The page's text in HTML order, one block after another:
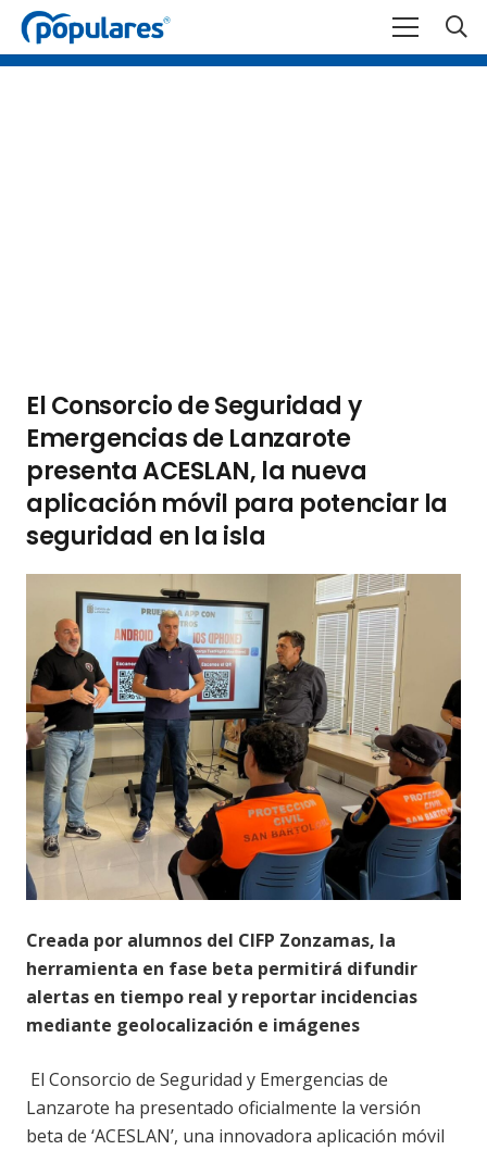
El Consorcio de Seguridad y
Emergencias de Lanzarote
presenta ACESLAN, la nueva
aplicación móvil para potenciar la
seguridad en la isla
Creada por alumnos del CIFP Zonzamas, la
herramienta en fase beta permitirá difundir
alertas en tiempo real y reportar incidencias
mediante geolocalización e imágenes
El Consorcio de Seguridad y Emergencias de
Lanzarote ha presentado oficialmente la versión
beta de ‘ACESLAN’, una innovadora aplicación móvil